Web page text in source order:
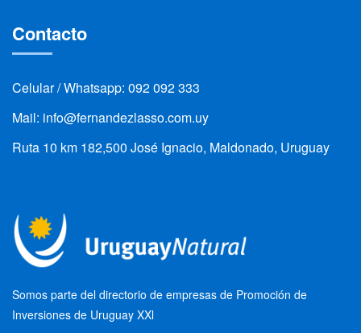
Contacto
Celular / Whatsapp: 092 092 333
Mail: info@fernandezlasso.com.uy
Ruta 10 km 182,500 José Ignacio, Maldonado, Uruguay
Somos parte del directorio de empresas de Promoción de
Inversiones de Uruguay XXl